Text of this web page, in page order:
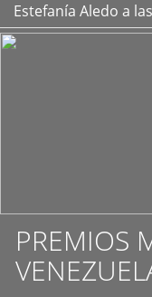
Estefanía Aledo a
PREMIOS